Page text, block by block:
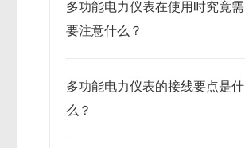
多功能电力仪表在使用时究竟需
要注意什么？
多功能电力仪表的接线要点是什
么？